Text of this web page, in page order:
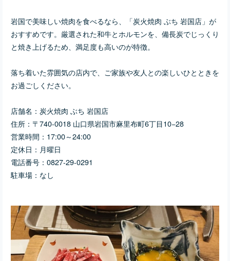
岩国で美味しい焼肉を食べるなら、「炭火焼肉 ぶち 岩国店」が
おすすめです。厳選された和牛とホルモンを、備長炭でじっくり
と焼き上げるため、満足度も高いのが特徴。
落ち着いた雰囲気の店内で、ご家族や友人との楽しいひとときを
お過ごしください。
店舗名：炭火焼肉 ぶち 岩国店
住所：〒740-0018 山口県岩国市麻里布町6丁目10−28
営業時間：17:00～24:00
定休日：月曜日
電話番号：0827-29-0291
駐車場：なし